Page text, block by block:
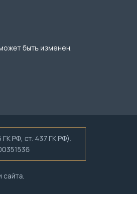
быть изменен.
РФ, ст. 437 ГК РФ).